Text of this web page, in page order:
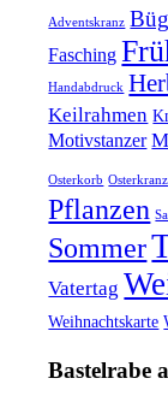
Adventskranz
Fasching
Handabdruck
Keilrahmen
Motivstanzer
Osterkorb Osterkranz
Pflanzen
Sommer
Vatertag
Weihnachtskarte
Bastelrabe